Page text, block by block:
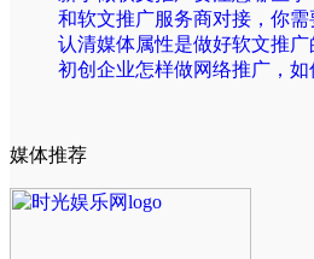
和软文推广服务商对接，你
认清媒体属性是做好软文推广
初创企业怎样做网络推广，
媒体推荐